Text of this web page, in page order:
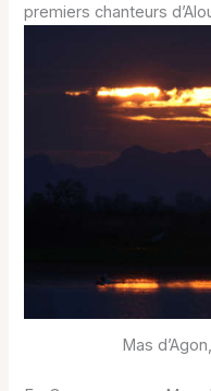
premiers chanteurs
Mas